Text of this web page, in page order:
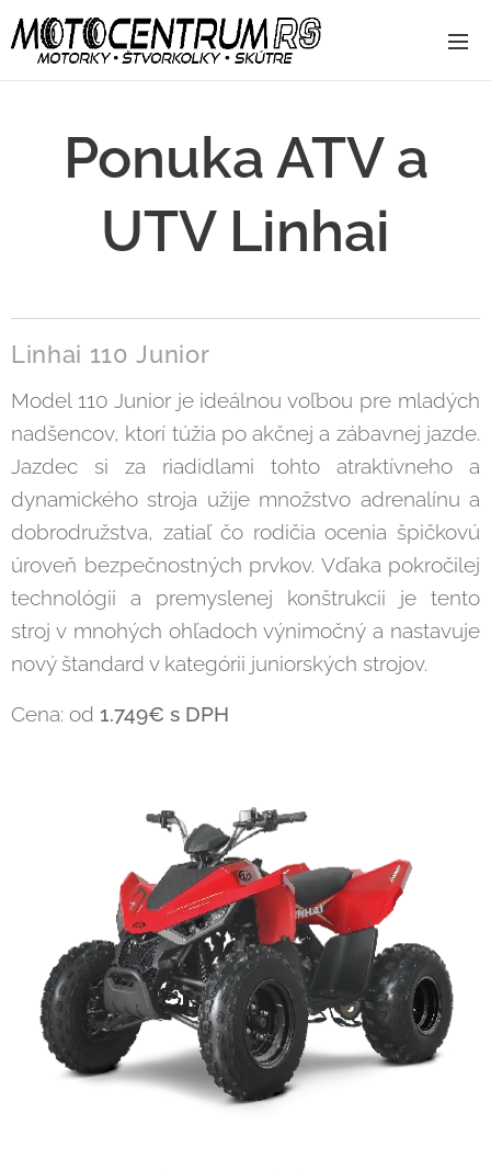
Ponuka ATV a
UTV Linhai
Linhai 110 Junior
Model 110 Junior je ideálnou voľbou pre mladých
nadšencov, ktorí túžia po akčnej a zábavnej jazde.
Jazdec si za riadidlami tohto atraktívneho a
dynamického stroja užije množstvo adrenalínu a
dobrodružstva, zatiaľ čo rodičia ocenia špičkovú
úroveň bezpečnostných prvkov. Vďaka pokročilej
technológii a premyslenej konštrukcii je tento
stroj v mnohých ohľadoch výnimočný a nastavuje
nový štandard v kategórii juniorských strojov.
Cena: od 1.749€ s DPH